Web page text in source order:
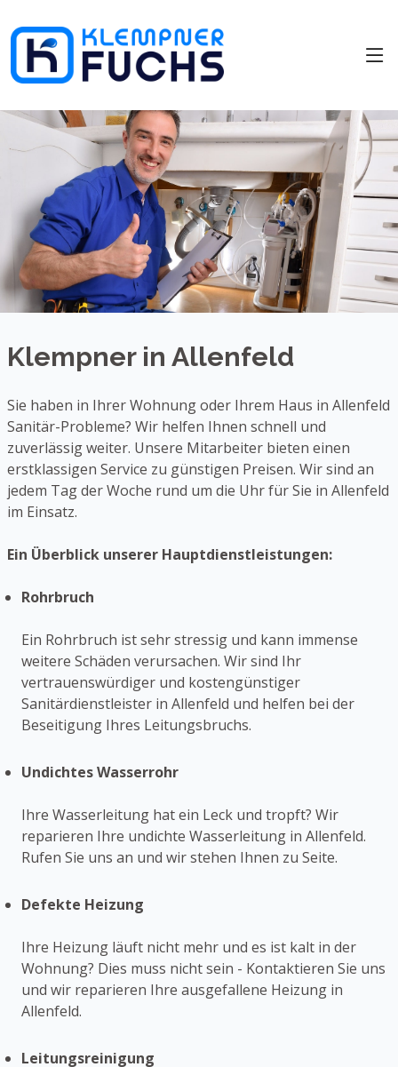
Klempner in Allenfeld
Sie haben in Ihrer Wohnung oder Ihrem Haus in Allenfeld
Sanitär-Probleme? Wir helfen Ihnen schnell und
zuverlässig weiter. Unsere Mitarbeiter bieten einen
erstklassigen Service zu günstigen Preisen. Wir sind an
jedem Tag der Woche rund um die Uhr für Sie in Allenfeld
im Einsatz.
Ein Überblick unserer Hauptdienstleistungen:
Rohrbruch
Ein Rohrbruch ist sehr stressig und kann immense
weitere Schäden verursachen. Wir sind Ihr
vertrauenswürdiger und kostengünstiger
Sanitärdienstleister in Allenfeld und helfen bei der
Beseitigung Ihres Leitungsbruchs.
Undichtes Wasserrohr
Ihre Wasserleitung hat ein Leck und tropft? Wir
reparieren Ihre undichte Wasserleitung in Allenfeld.
Rufen Sie uns an und wir stehen Ihnen zu Seite.
Defekte Heizung
Ihre Heizung läuft nicht mehr und es ist kalt in der
Wohnung? Dies muss nicht sein - Kontaktieren Sie uns
und wir reparieren Ihre ausgefallene Heizung in
Allenfeld.
Leitungsreinigung